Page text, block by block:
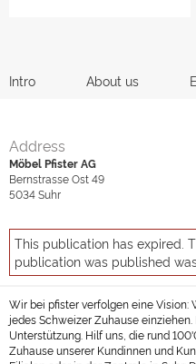
Intro About us
Address
Möbel Pfister AG
Bernstrasse Ost 49
5034Suhr
This publication has expired.
publication was published
Wir bei pfister verfolgen eine
jedes Schweizer Zuhause
Unterstützung. Hilf uns, die rund
Zuhause unserer Kundinnen und